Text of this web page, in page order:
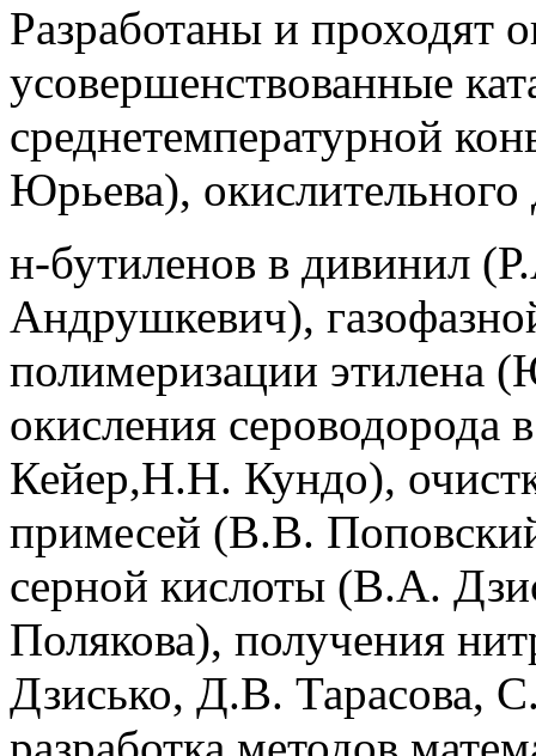
Разработаны и проходят
усовершенствованные
среднетемпературной
Юрьева), окислительного
н-бутиленов в дивинил
Андрушкевич),
полимеризации этилена
окисления
Кейер,Н.Н. Кундо),
примесей (В.В.
серной кислоты (В.А.
Полякова), получения
Дзисько, Д.В. Тарасова,